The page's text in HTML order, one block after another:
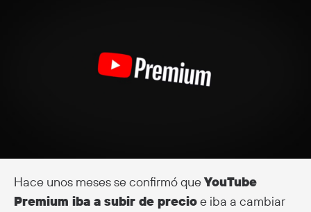
Hace unos meses se confirmó queYouTube
Premium iba a subir de precioe iba a cambiar